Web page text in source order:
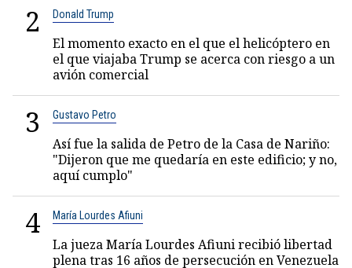
2 Donald Trump
El momento exacto en el que el helicóptero en
el que viajaba Trump se acerca con riesgo a un
avión comercial
3 Gustavo Petro
Así fue la salida de Petro de la Casa de Nariño:
"Dijeron que me quedaría en este edificio; y no,
aquí cumplo"
4 María Lourdes Afiuni
La jueza María Lourdes Afiuni recibió libertad
plena tras 16 años de persecución en Venezuela